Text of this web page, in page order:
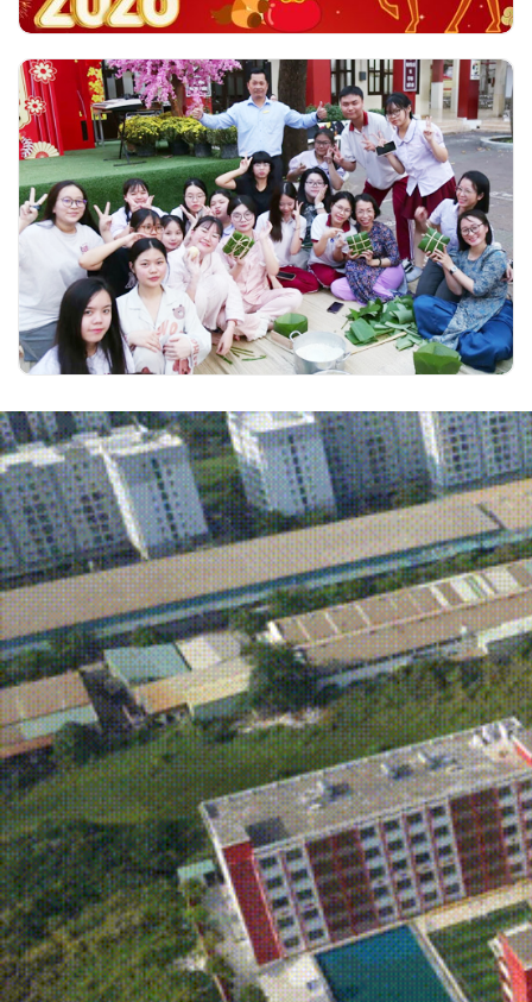
Hồn Việt đong đầy trong Hội Xuân học
đường của trường Ngô Thời Nhiệm